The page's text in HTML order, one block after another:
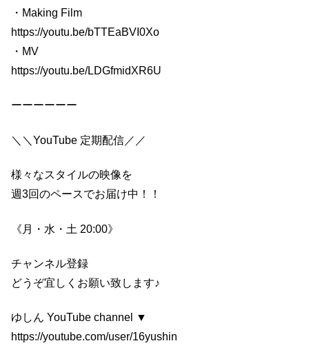
・Making Film
https://youtu.be/bTTEaBVI0Xo
・MV
https://youtu.be/LDGfmidXR6U
ーーーーーー
＼＼YouTube 定期配信／／
様々なスタイルの映像を
週3回のペースでお届け中！！
《月・水・土 20:00》
チャンネル登録
どうぞ宜しくお願い致します♪
ゆしん YouTube channel ▼
https://youtube.com/user/16yushin